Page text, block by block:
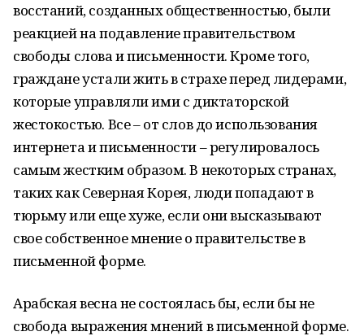
восстаний, созданных общественностью, были
реакцией на подавление правительством
свободы слова и письменности. Кроме того,
граждане устали жить в страхе перед лидерами,
которые управляли ими с диктаторской
жестокостью. Все – от слов до использования
интернета и письменности – регулировалось
самым жестким образом. В некоторых странах,
таких как Северная Корея, люди попадают в
тюрьму или еще хуже, если они высказывают
свое собственное мнение о правительстве в
письменной форме.
Арабская весна не состоялась бы, если бы не
свобода выражения мнений в письменной форме.